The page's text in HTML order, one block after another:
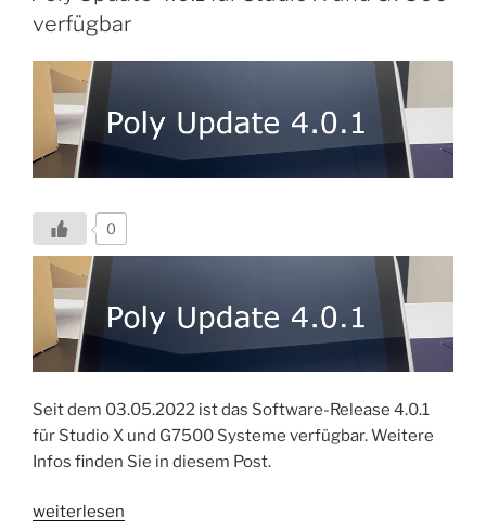
verfügbar
0
Seit dem 03.05.2022 ist das Software-Release 4.0.1
für Studio X und G7500 Systeme verfügbar. Weitere
Infos finden Sie in diesem Post.
„Poly
weiterlesen